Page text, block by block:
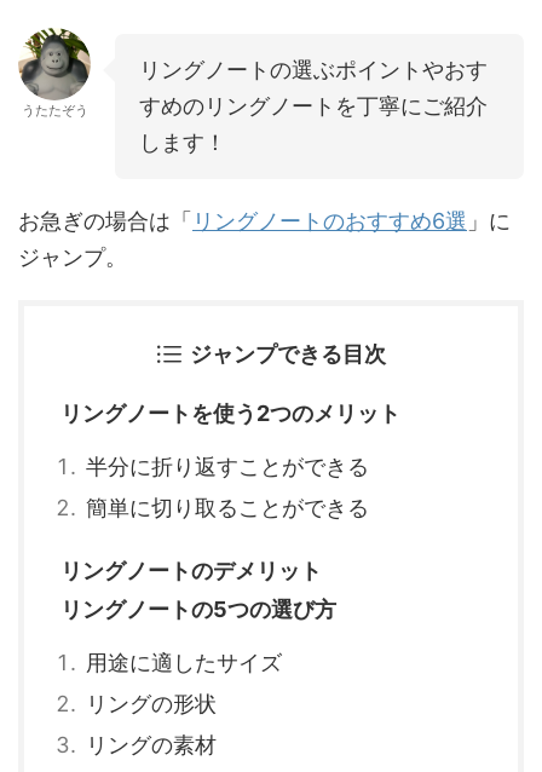
うたたぞう
リングノートの選ぶポイントやおす
すめのリングノートを丁寧にご紹介
します！
お急ぎの場合は「 リングノートのおすすめ6選 」に
ジャンプ。
ジャンプできる目次
リングノートを使う2つのメリット
半分に折り返すことができる
簡単に切り取ることができる
リングノートのデメリット
リングノートの5つの選び方
用途に適したサイズ
リングの形状
リングの素材